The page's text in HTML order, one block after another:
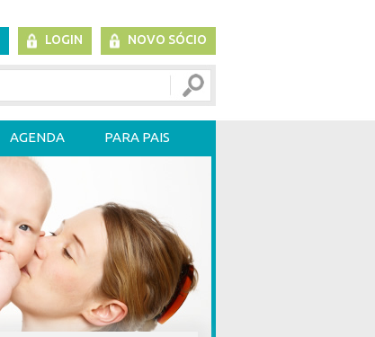
LOGIN NOVO SÓCIO
AGENDA PARA PAIS